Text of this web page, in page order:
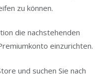
zu können.
die nachstehenden
einzurichten.
und suchen Sie nach